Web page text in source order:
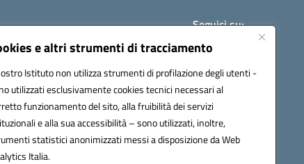
e altri strumenti di tracciamento
Istituto non utilizza strumenti di profilazione degli utenti -
utilizzati esclusivamente cookies tecnici necessari al
funzionamento del sito, alla fruibilità dei servizi
e alla sua accessibilità – sono utilizzati, inoltre,
statistici anonimizzati messi a disposizione da Web
Italia.
Seguici su: